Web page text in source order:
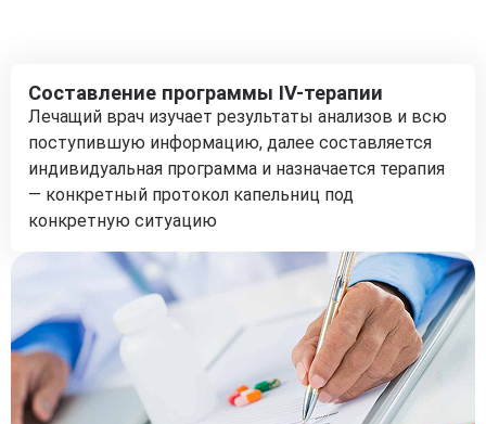
Составление программы IV-терапии
Лечащий врач изучает результаты анализов и всю
поступившую информацию, далее составляется
индивидуальная программа и назначается терапия
— конкретный протокол капельниц под
конкретную ситуацию